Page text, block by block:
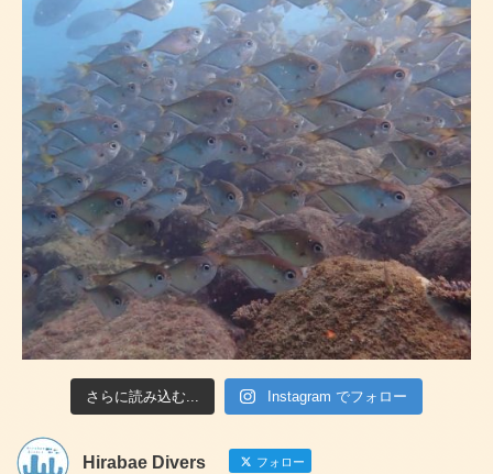
さらに読み込む... Instagram でフォロー
Hirabae Divers フォロー